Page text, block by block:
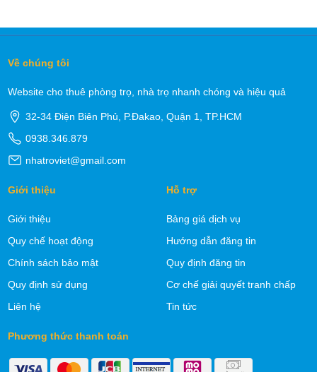
Về chúng tôi
Website cho thuê phòng trọ, nhà trọ nhanh chóng và hiệu quả
32-34 Điện Biên Phủ, P.Đakao, Quận 1, TP.HCM
0938.346.879
nhatroviet@gmail.com
Giới thiệu
Giới thiệu
Quy chế hoạt động
Chính sách bảo mật
Quy định sử dụng
Liên hệ
Hỗ trợ
Bảng giá dịch vụ
Hướng dẫn đăng tin
Quy định đăng tin
Cơ chế giải quyết tranh chấp
Tin tức
Phương thức thanh toán